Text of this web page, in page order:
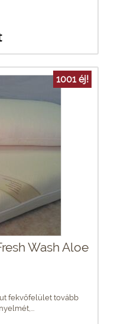
1001 éj!
Wash Aloe
fekvőfelület tovább